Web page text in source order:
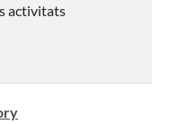
activitats